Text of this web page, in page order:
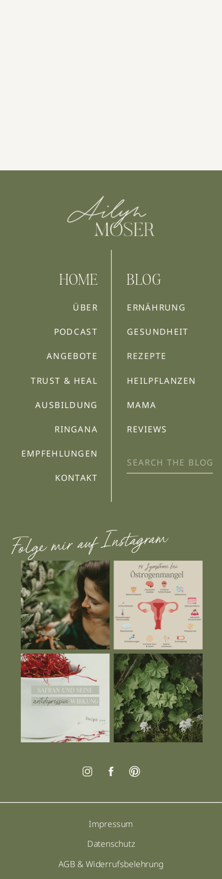
HOME
ÜBER
PODCAST
KONTAKT
ANGEBOTE
TRUST & HEAL
AUSBILDUNG
RINGANA
EMPFEHLUNGEN
BLOG
REZEPTE
REVIEWS
MAMA
ERNÄHRUNG
GESUNDHEIT
HEILPFLANZEN
Search
for:
Folge mir auf Instagram
Impressum
Datenschutz
AGB & Widerrufsbelehrung